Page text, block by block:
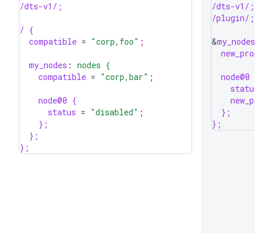
/dts-v1/;
/ {
compatible = "corp,foo" ;
my_nodes : nodes {
compatible = "corp,bar" ;
node@0 {
status = "disabled" ;
};
};
};
/dts-v1/;
/plugin/;
&my_nodes {
new_prop1
node@0 {
status
};
};